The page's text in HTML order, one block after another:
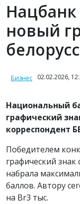
Нацбанк
новый
Бизнес 02.02.2026,
Национальный
графический
корреспондент
Победителем
графический
набрала
баллов. Автору
на Br3 тыс.